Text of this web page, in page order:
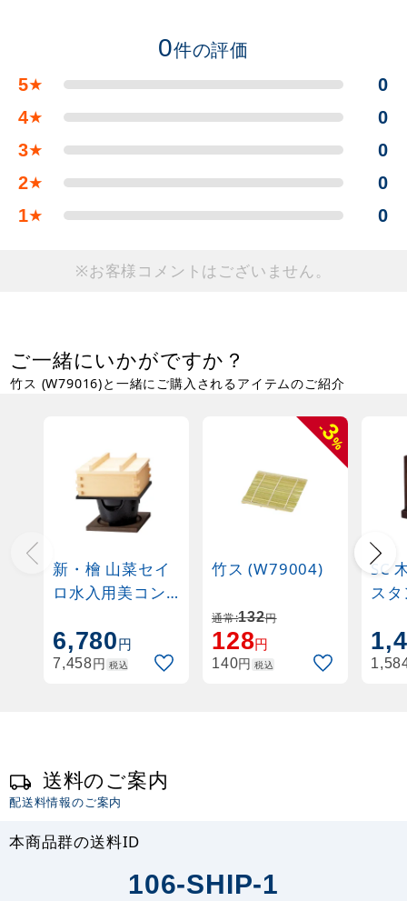
0件の評価
5★
0
4★
0
3★
0
2★
0
1★ 0
※お客様コメントはございません。
ご一緒にいかがですか？
竹ス (W79016)と一緒にご購入されるアイテムのご紹介
新・檜 山菜セイ
ロ水入用美コン
(W26004)
6,780円
7,458円 税込
-
3
%
竹ス (W79004)
通常:132円
128円
140円 税込
SC
ス
送料のご案内
配送料情報のご案内
本商品群の送料ID
106-SHIP-1